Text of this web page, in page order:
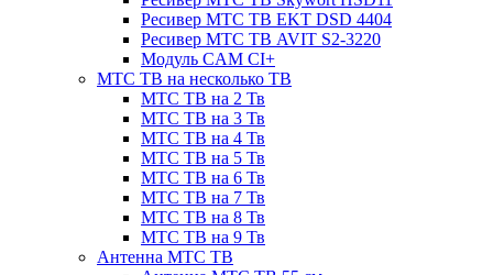
Ресивер МТС ТВ EKT DSD 4404
Ресивер МТС ТВ AVIT S2-3220
Модуль CAM CI+
МТС ТВ на несколько ТВ
МТС ТВ на 2 Тв
МТС ТВ на 3 Тв
МТС ТВ на 4 Тв
МТС ТВ на 5 Тв
МТС ТВ на 6 Тв
МТС ТВ на 7 Тв
МТС ТВ на 8 Тв
МТС ТВ на 9 Тв
Антенна МТС ТВ